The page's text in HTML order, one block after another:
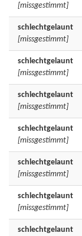
[missgestimmt]
schlechtgelaunt
[missgestimmt]
schlechtgelaunt
[missgestimmt]
schlechtgelaunt
[missgestimmt]
schlechtgelaunt
[missgestimmt]
schlechtgelaunt
[missgestimmt]
schlechtgelaunt
[missgestimmt]
schlechtgelaunt